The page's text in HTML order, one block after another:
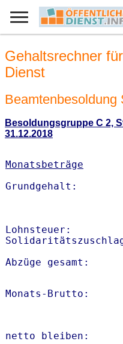
Gehaltsrechner
Dienst
Beamtenbesoldung
Besoldungsgruppe C 2,
31.12.2018
Monatsbeträge
Lohnsteuer:
Abzüge gesamt:
Monats-
netto